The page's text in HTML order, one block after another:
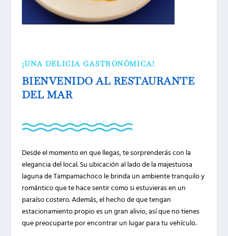
¡UNA DELICIA GASTRONÓMICA!
BIENVENIDO AL RESTAURANTE
DEL MAR
Desde el momento en que llegas, te sorprenderás con la
elegancia del local. Su ubicación al lado de la majestuosa
laguna de Tampamachoco le brinda un ambiente tranquilo y
romántico que te hace sentir como si estuvieras en un
paraíso costero. Además, el hecho de que tengan
estacionamiento propio es un gran alivio, así que no tienes
que preocuparte por encontrar un lugar para tu vehículo.